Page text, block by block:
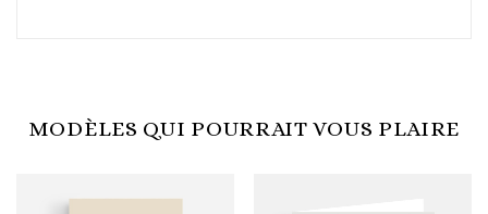
MODÈLES QUI POURRAIT VOUS PLAIRE